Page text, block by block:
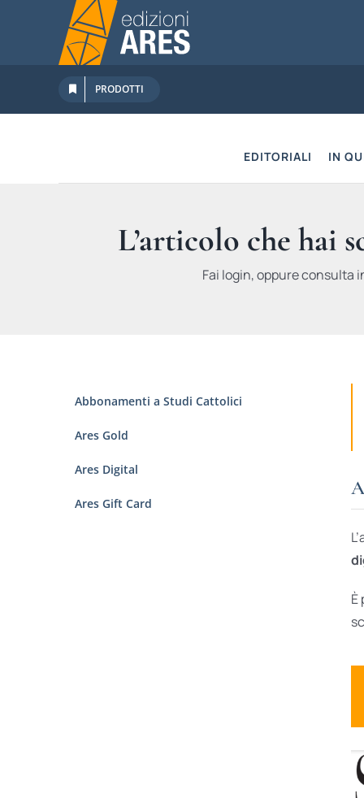
contenuto
PRODOTTI
EDITORIALI IN
L’articolo che hai
Fai login, oppure consulta
È
Abbonamenti a Studi Cattolici
Ares Gold
Ares Digital
Ares Gift Card